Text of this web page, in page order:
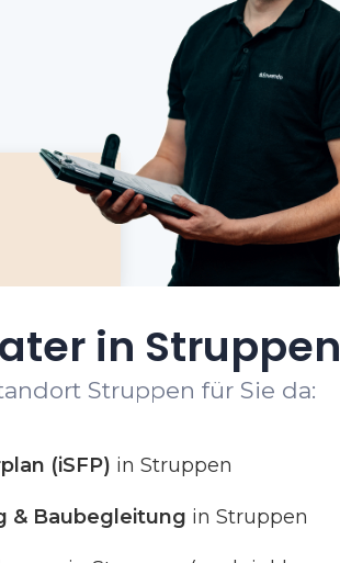
in Struppen
Struppen für Sie da:
(iSFP) in Struppen
& Baubegleitung in Struppen